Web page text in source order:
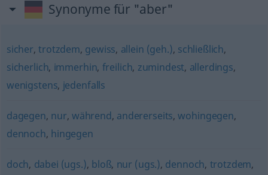
Synonyme für "aber"
sicher,trotzdem, gewiss, allein (geh.), schließlich,
sicherlich, immerhin, freilich, zumindest, allerdings,
wenigstens, jedenfalls
dagegen, nur, während, andererseits,wohingegen,
dennoch, hingegen
doch, dabei (ugs.), bloß, nur (ugs.), dennoch, trotzdem,